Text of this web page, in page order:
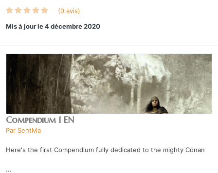
(0 avis)
Mis à jourle 4 décembre 2020
Compendium 1 EN
Par SentMa
Here's the first Compendium fully dedicated to the mighty Conan
...